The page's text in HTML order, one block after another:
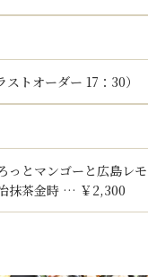
トオーダー 17：30）
っとマンゴーと広島レ
抹茶金時 … ￥2,300